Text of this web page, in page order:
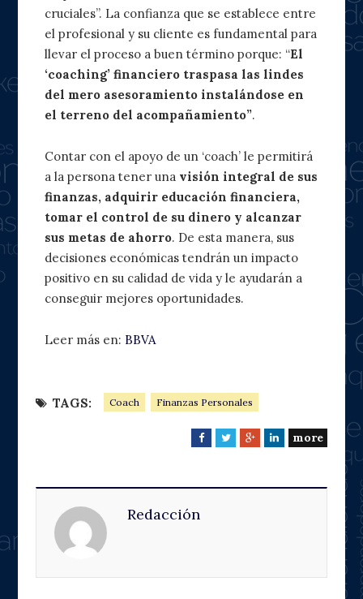
cruciales”. La confianza que se establece entre
el profesional y su cliente es fundamental para
llevar el proceso a buen término porque: “El
‘coaching’ financiero traspasa las lindes
del mero asesoramiento instalándose en
el terreno del acompañamiento”.
Contar con el apoyo de un ‘coach’ le permitirá
a la persona tener una visión integral de sus
finanzas, adquirir educación financiera,
tomar el control de su dinero y alcanzar
sus metas de ahorro. De esta manera, sus
decisiones económicas tendrán un impacto
positivo en su calidad de vida y le ayudarán a
conseguir mejores oportunidades.
Leer más en: BBVA
TAGS: Coach Finanzas Personales
F
T
G
L
more
Redacción